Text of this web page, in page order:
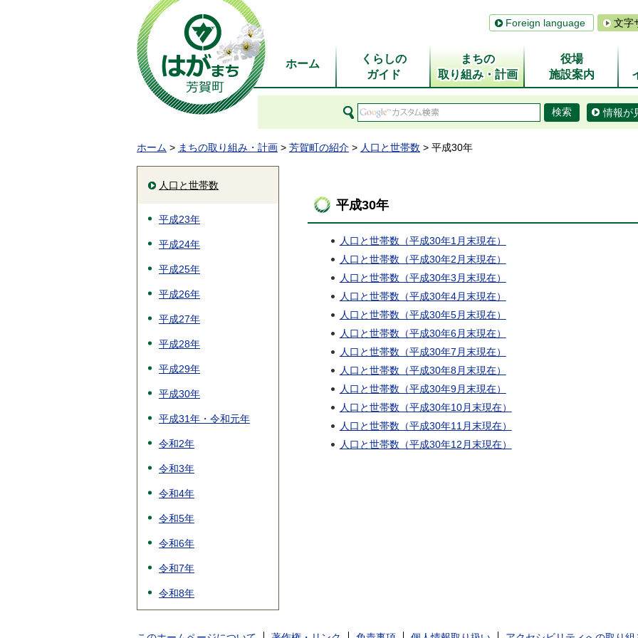
Foreign language 文字
ホーム
くらしの
ガイド
まちの
取り組み・計画
役場
施設案内
情報が
ホーム > まちの取り組み・計画 > 芳賀町の紹介 > 人口と世帯数 > 平成30年
人口と世帯数
平成23年
平成24年
平成25年
平成26年
平成27年
平成28年
平成29年
平成30年
平成31年・令和元年
令和2年
令和3年
令和4年
令和5年
令和6年
令和7年
令和8年
平成30年
人口と世帯数（平成30年1月末現在）
人口と世帯数（平成30年2月末現在）
人口と世帯数（平成30年3月末現在）
人口と世帯数（平成30年4月末現在）
人口と世帯数（平成30年5月末現在）
人口と世帯数（平成30年6月末現在）
人口と世帯数（平成30年7月末現在）
人口と世帯数（平成30年8月末現在）
人口と世帯数（平成30年9月末現在）
人口と世帯数（平成30年10月末現在）
人口と世帯数（平成30年11月末現在）
人口と世帯数（平成30年12月末現在）